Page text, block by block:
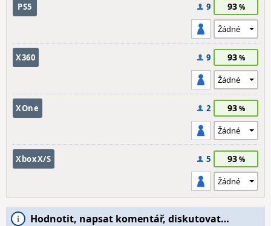
PS5 9 93
X360 9 93
XOne 2 93
XboxX/S 5 93
Hodnotit, napsat komentář, diskutovat…